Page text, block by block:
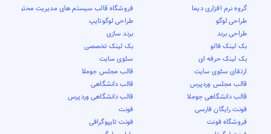
گروه نرم افزاری دیما
فروشگاه قالب سیستم های مدیریت محتوا
طراحی لوگو
طراحی لوگوتایپ
طراحی برند
برند سازی
بک لینک فالو
بک لینک تخصصی
بک لینک حرفه ای
سئوی سایت
ارتقای سئوی سایت
قالب مجلس جوملا
قالب مجلس وردپرس
قالب دانشگاهی
قالب دانشگاهی جوملا
قالب دانشگاهی وردپرس
فونت رایگان فارسی
فونت
فروشگاه فونت
فونت تایپوگرافی